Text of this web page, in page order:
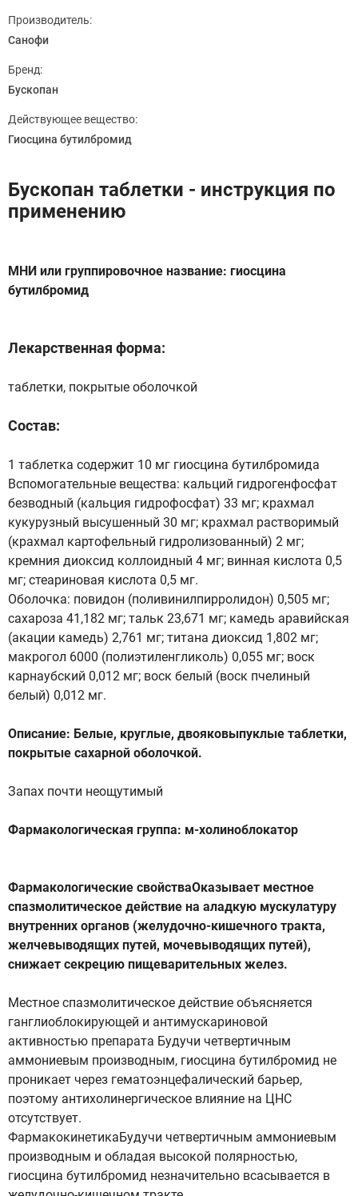
Производитель:
Санофи
Бренд:
Бускопан
Действующее вещество:
Гиосцина бутилбромид
Бускопан таблетки - инструкция по
применению
МНИ или группировочное название: гиосцина
бутилбромид
Лекарственная форма:
таблетки, покрытые оболочкой
Состав:
1 таблетка содержит 10 мг гиосцина бутилбромида
Вспомогательные вещества: кальций гидрогенфосфат
безводный (кальция гидрофосфат) 33 мг; крахмал
кукурузный высушенный 30 мг; крахмал растворимый
(крахмал картофельный гидролизованный) 2 мг;
кремния диоксид коллоидный 4 мг; винная кислота 0,5
мг; стеариновая кислота 0,5 мг.
Оболочка: повидон (поливинилпирролидон) 0,505 мг;
сахароза 41,182 мг; тальк 23,671 мг; камедь аравийская
(акации камедь) 2,761 мг; титана диоксид 1,802 мг;
макрогол 6000 (полиэтиленгликоль) 0,055 мг; воск
карнаубский 0,012 мг; воск белый (воск пчелиный
белый) 0,012 мг.
Описание: Белые, круглые, двояковыпуклые таблетки,
покрытые сахарной оболочкой.
Запах почти неощутимый
Фармакологическая группа: м-холиноблокатор
Фармакологические свойстваОказывает местное
спазмолитическое действие на аладкую мускулатуру
внутренних органов (желудочно-кишечного тракта,
желчевыводящих путей, мочевыводящих путей),
снижает секрецию пищеварительных желез.
Местное спазмолитическое действие объясняется
ганглиоблокирующей и антимускариновой
активностью препарата Будучи четвертичным
аммониевым производным, гиосцина бутилбромид не
проникает через гематоэнцефалический барьер,
поэтому антихолинергическое влияние на ЦНС
отсутствует.
ФармакокинетикаБудучи четвертичным аммониевым
производным и обладая высокой полярностью,
гиосцина бутилбромид незначительно всасывается в